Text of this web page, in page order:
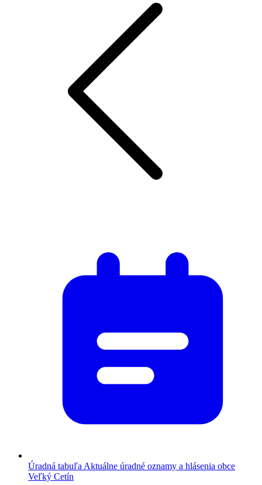
Úradná tabuľa Aktuálne úradné oznamy a hlásenia obce
Veľký Cetín